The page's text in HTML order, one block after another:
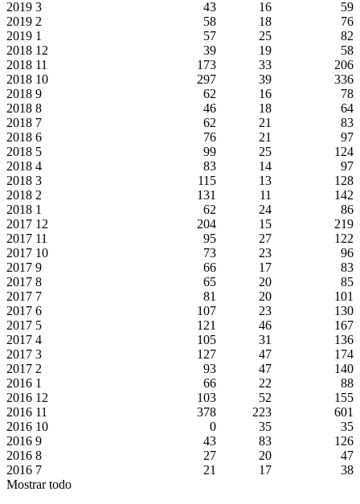
2019 3 43 16
59
2019 2 58 18
76
2019 1 57 25
82
2018 12 39 19
58
2018 11 173 33
206
2018 10 297 39
336
2018 9 62 16
78
2018 8 46 18
64
2018 7 62 21
83
2018 6 76 21
97
2018 5 99 25
124
2018 4 83 14
97
2018 3 115 13
128
2018 2 131 11
142
2018 1 62 24
86
2017 12 204 15
219
2017 11 95 27
122
2017 10 73 23
96
2017 9 66 17
83
2017 8 65 20
85
2017 7 81 20
101
2017 6 107 23
130
2017 5 121 46
167
2017 4 105 31
136
2017 3 127 47
174
2017 2 93 47
140
2016 1 66 22
88
2016 12 103 52
155
2016 11 378 223
601
2016 10 0 35
35
2016 9 43 83
126
2016 8 27 20
47
2016 7 21 17
38
Mostrar todo